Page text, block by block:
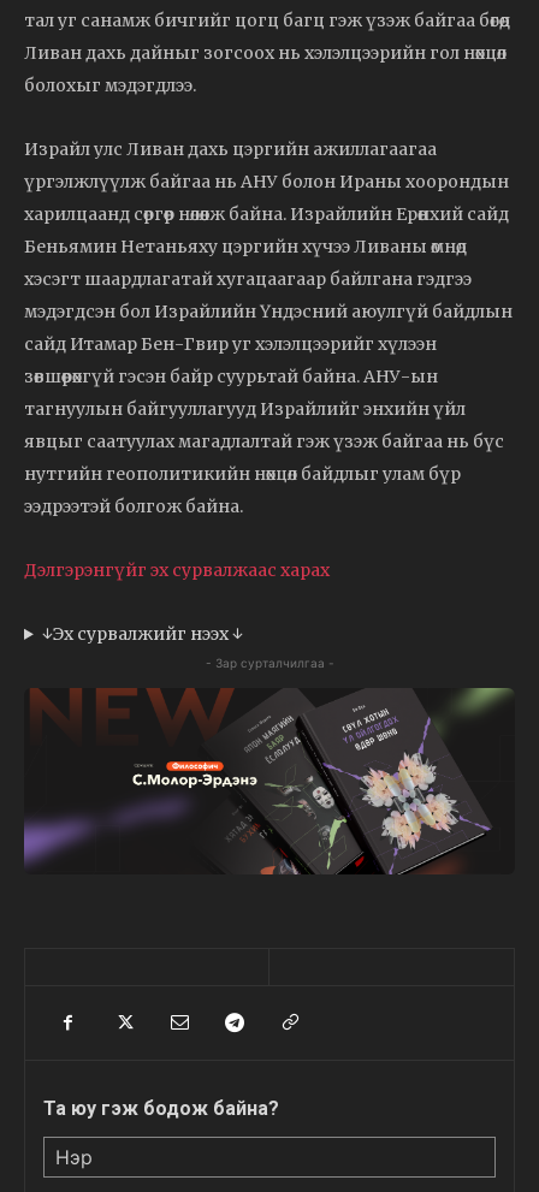
тал уг санамж бичгийг цогц багц гэж үзэж байгаа бөгөөд
Ливан дахь дайныг зогсоох нь хэлэлцээрийн гол нөхцөл
болохыг мэдэгдлээ.
Израйл улс Ливан дахь цэргийн ажиллагаагаа
үргэлжлүүлж байгаа нь АНУ болон Ираны хоорондын
харилцаанд сөргөөр нөлөөлж байна. Израйлийн Ерөнхий сайд
Беньямин Нетаньяху цэргийн хүчээ Ливаны өмнөд
хэсэгт шаардлагатай хугацаагаар байлгана гэдгээ
мэдэгдсэн бол Израйлийн Үндэсний аюулгүй байдлын
сайд Итамар Бен-Гвир уг хэлэлцээрийг хүлээн
зөвшөөрөхгүй гэсэн байр суурьтай байна. АНУ-ын
тагнуулын байгууллагууд Израйлийг энхийн үйл
явцыг саатуулах магадлалтай гэж үзэж байгаа нь бүс
нутгийн геополитикийн нөхцөл байдлыг улам бүр
ээдрээтэй болгож байна.
Дэлгэрэнгүйг эх сурвалжаас харах
↓Эх сурвалжийг нээх ↓
- Зар сурталчилгаа -
Та юу гэж бодож байна?